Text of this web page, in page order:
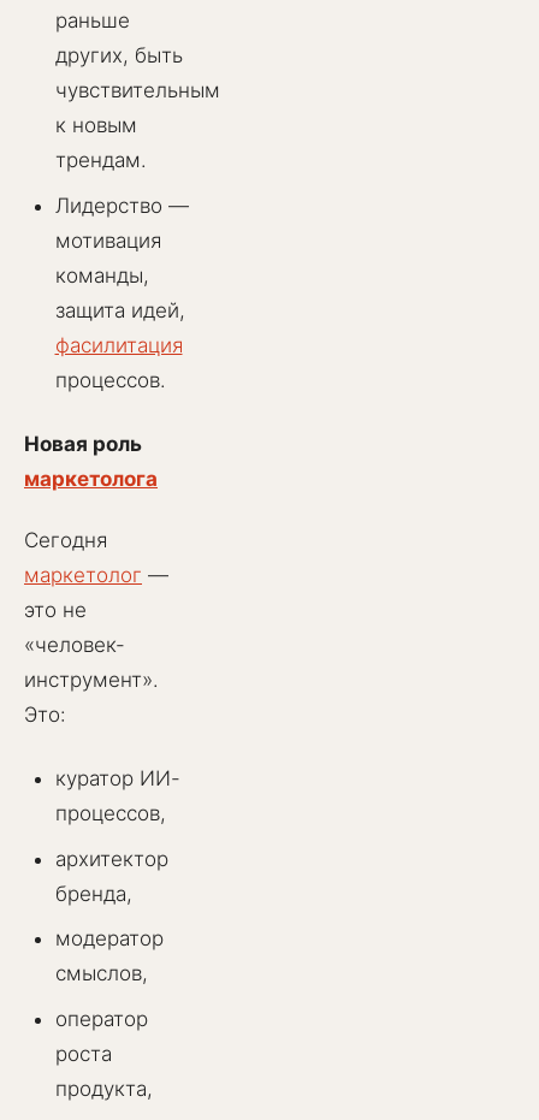
раньше
других, быть
чувствительным
к новым
трендам.
Лидерство —
мотивация
команды,
защита идей,
фасилитация
процессов.
Новая роль
маркетолога
Сегодня
маркетолог —
это не
«человек-
инструмент».
Это:
куратор ИИ-
процессов,
архитектор
бренда,
модератор
смыслов,
оператор
роста
продукта,